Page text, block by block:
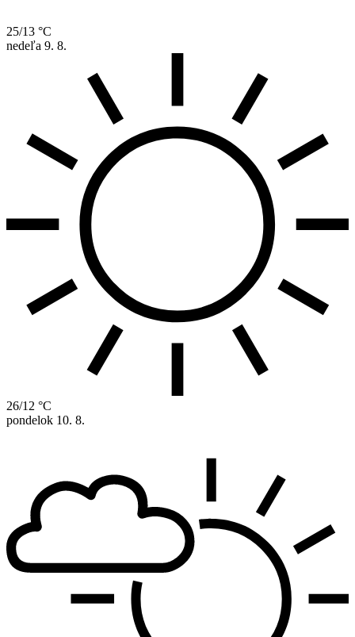
25/13 °C
nedeľa 9. 8.
26/12 °C
pondelok 10. 8.